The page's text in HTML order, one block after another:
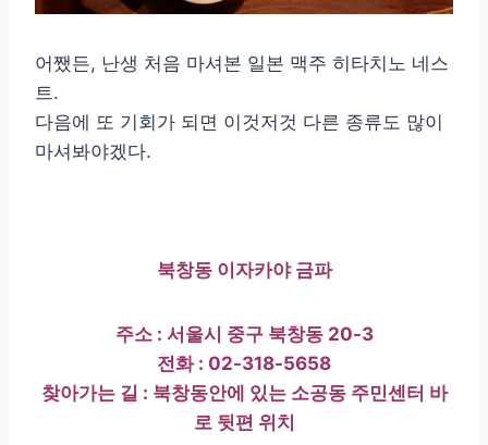
어쨌든, 난생 처음 마셔본 일본 맥주 히타치노 네스
트.
다음에 또 기회가 되면 이것저것 다른 종류도 많이
마셔봐야겠다.
북창동 이자카야 금파
주소 : 서울시 중구 북창동 20-3
전화 : 02-318-5658
찾아가는 길 : 북창동안에 있는 소공동 주민센터 바
로 뒷편 위치